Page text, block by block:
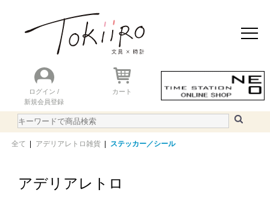
ログイン /
新規会員登録
カート
全て アデリアレトロ雑貨 ステッカー／シール
アデリアレトロ
おすすめアイテム
ニュース＆トピック
ランキング
WEBカタログ